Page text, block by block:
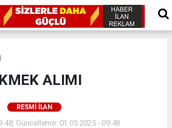
ALIMI
RESMİ İLAN
Güncelleme: 01.05.2025 - 09:48